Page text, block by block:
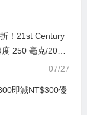
！21st Century
250 毫克/200
62.607.7折07/27
即減NT$300優